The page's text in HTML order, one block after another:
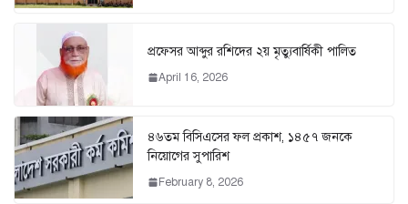
প্রফেসর আব্দুর রশিদের ২য় মৃত্যুবার্ষিকী পালিত
April 16, 2026
৪৬তম বিসিএসের ফল প্রকাশ, ১৪৫৭ জনকে
নিয়োগের সুপারিশ
February 8, 2026